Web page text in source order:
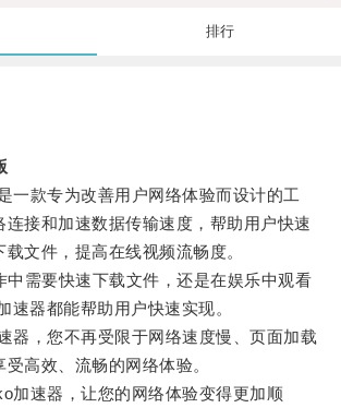
排行
款专为改善用户网络体验而设计的工
连接和加速数据传输速度，帮助用户快速
文件，提高在线视频流畅度。
需要快速下载文件，还是在娱乐中观看
速器都能帮助用户快速实现。
，您不再受限于网络速度慢、页面加载
高效、流畅的网络体验。
速器，让您的网络体验变得更加顺